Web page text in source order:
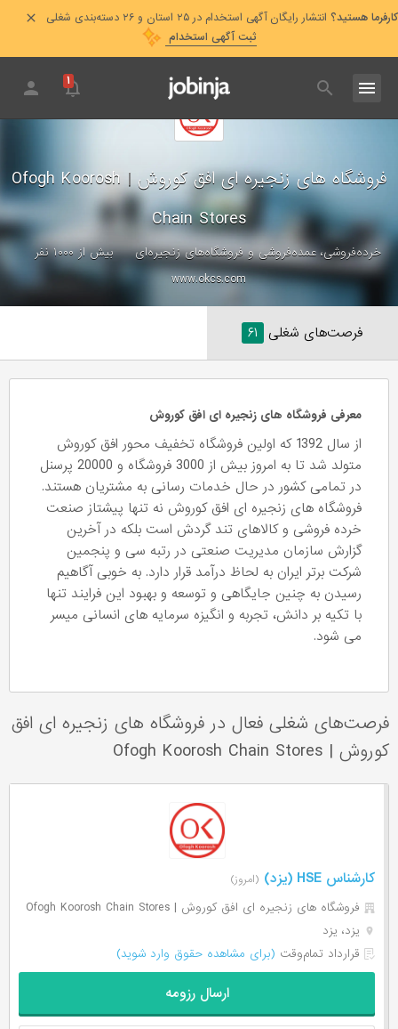
کارفرما هستید؟ انتشار رایگان آگهی استخدام در ۲۵ استان و ۲۶ دسته‌بندی شغلی
ثبت آگهی استخدام
۱
فروشگاه های زنجیره ای افق کوروش|
Ofogh Koorosh
Chain Stores
خرده‌فروشی، عمده‌فروشی و فروشگاه‌های زنجیره‌ای
بیش از ۱۰۰۰ نفر
www.okcs.com
فرصت‌های شغلی ۶۱
معرفی فروشگاه های زنجیره ای افق کوروش
از سال 1392 که اولین فروشگاه تخفیف محور افق کوروش
متولد شد تا به امروز بیش از 3000 فروشگاه و 20000 پرسنل
در تمامی کشور در حال خدمات رسانی به مشتریان هستند.
فروشگاه های زنجیره ای افق کوروش نه تنها پیشتاز صنعت
خرده فروشی و کالاهای تند گردش است بلکه در آخرین
گزارش سازمان مدیریت صنعتی در رتبه سی و پنجمین
شرکت برتر ایران به لحاظ درآمد قرار دارد. به خوبی آگاهیم
رسیدن به چنین جایگاهی و توسعه و بهبود این فرایند تنها
با تکیه بر دانش، تجربه و انگیزه سرمایه های انسانی میسر
می شود.
فرصت‌های شغلی فعال در فروشگاه های زنجیره ای افق
کوروش |
کارشناس HSE (یزد) (امروز)
فروشگاه های زنجیره ای افق کوروش | Ofogh Koorosh Chain Stores
یزد، یزد
قرارداد تمام‌وقت (برای مشاهده حقوق وارد شوید)
ارسال رزومه